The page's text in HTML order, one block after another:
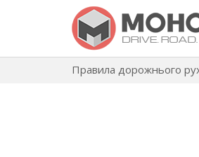
Правила дорожнього